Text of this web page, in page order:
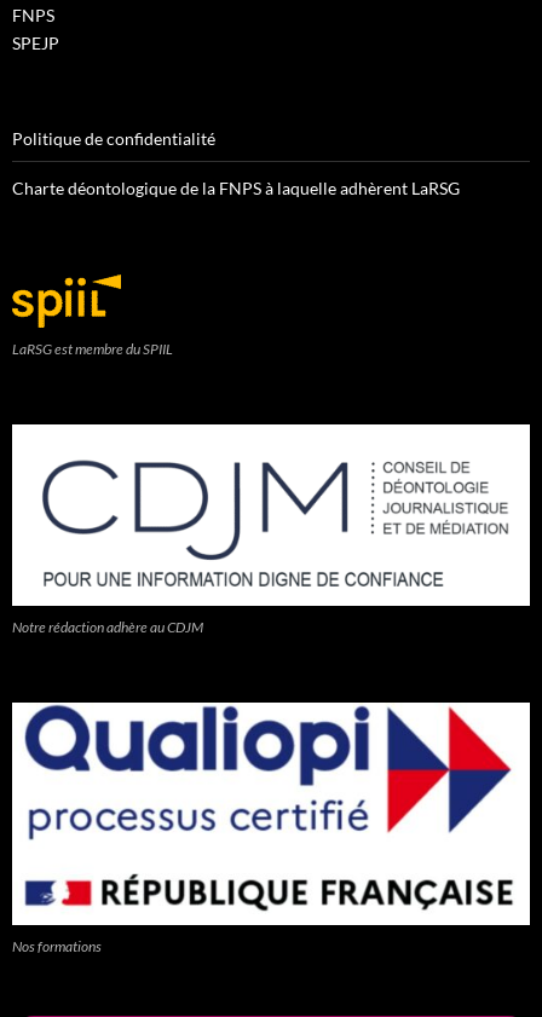
FNPS
SPEJP
Politique de confidentialité
Charte déontologique de la FNPS à laquelle adhèrent LaRSG
LaRSG est membre du SPIIL
Notre rédaction adhère au CDJM
Nos formations